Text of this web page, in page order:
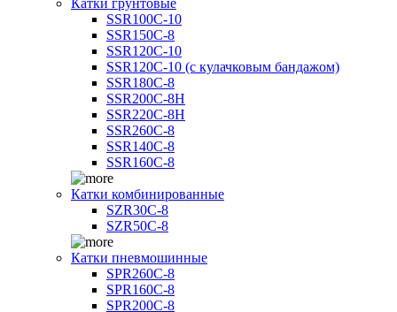
SSR100C-10
SSR150C-8
SSR120C-10
SSR120C-10 (с кулачковым бандажом)
SSR180C-8
SSR200C-8H
SSR220C-8H
SSR260C-8
SSR140C-8
SSR160C-8
Катки комбинированные
SZR30C-8
SZR50C-8
Катки пневмошинные
SPR260C-8
SPR160C-8
SPR200C-8